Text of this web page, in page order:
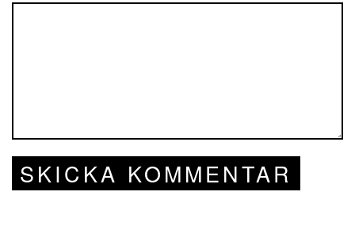
SKICKA KOMMENTAR